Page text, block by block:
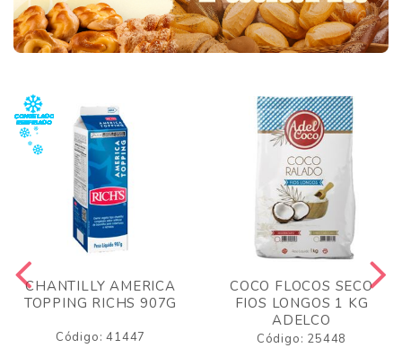
CHANTILLY AMERICA
TOPPING RICHS 907G
Código: 41447
COCO FLOCOS SECO
FIOS LONGOS 1 KG
ADELCO
Código: 25448